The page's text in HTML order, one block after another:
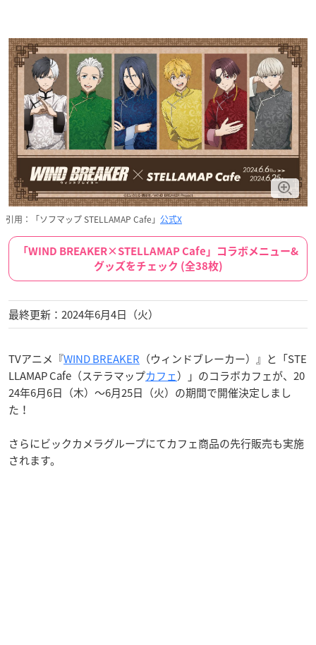
引用：「ソフマップ STELLAMAP Cafe」 公式X
「WIND BREAKER×STELLAMAP Cafe」コラボメニュー&
グッズをチェック (全38枚)
最終更新：2024年6月4日（火）
TVアニメ『WIND BREAKER （ウィンドブレーカー）』と「STE
LLAMAP Cafe（ステラマップカフェ）」のコラボカフェが、20
24年6月6日（木）〜6月25日（火）の期間で開催決定しまし
た！
さらにビックカメラグループにてカフェ商品の先行販売も実施
されます。